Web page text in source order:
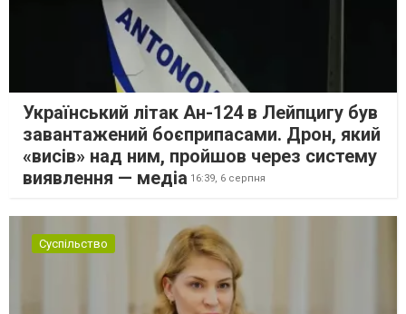
Український літак Ан-124 в Лейпцигу був
завантажений боєприпасами. Дрон, який
«висів» над ним, пройшов через систему
виявлення — медіа 16:39, 6 серпня
Суспільство